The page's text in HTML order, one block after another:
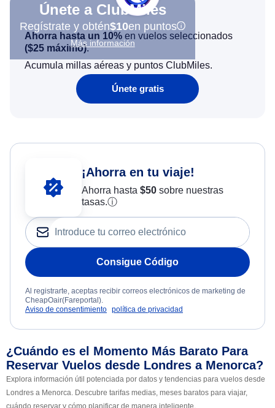
Únete a ClubMiles
Regístrate y obtén$10en puntos
Más información
Ahorra hasta un 10% en vuelos seleccionados
($25 máximo).
Acumula millas aéreas y puntos ClubMiles.
Únete gratis
¡Ahorra en tu viaje!
Ahorra hasta $50sobre nuestras
tasas.ⓘ
Consigue Código
Al registrarte, aceptas recibir correos electrónicos de marketing de
CheapOair(Fareportal).
Aviso de consentimiento política de privacidad
¿Cuándo es el Momento Más Barato Para
Reservar Vuelos desde Londres a Menorca?
Explora información útil potenciada por datos y tendencias para vuelos desde
Londres a Menorca. Descubre tarifas medias, meses baratos para viajar,
cuándo reservar y cómo planificar de manera inteligente.